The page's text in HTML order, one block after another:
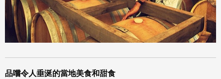
品嚐令人垂涎的當地美食和甜食